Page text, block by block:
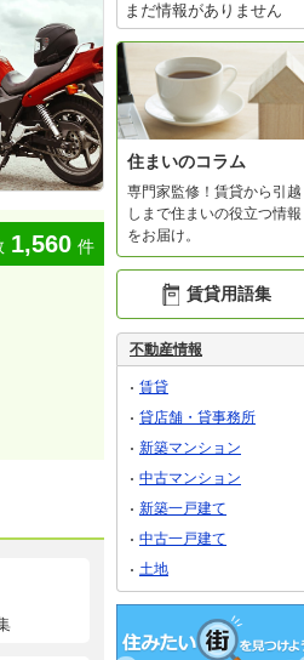
1,560 件
まだ情報がありません
住まいのコラム
専門家監修！賃貸から引越
しまで住まいの役立つ情報
をお届け。
賃貸用語集
不動産情報
賃貸
貸店舗・貸事務所
新築マンション
中古マンション
新築一戸建て
中古一戸建て
土地